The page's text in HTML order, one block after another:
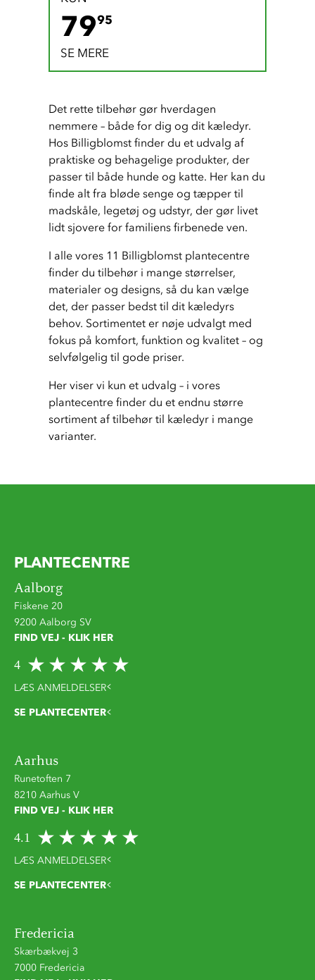
7995
SE MERE
Det rette tilbehør gør hverdagen
nemmere – både for dig og dit kæledyr.
Hos Billigblomst finder du et udvalg af
praktiske og behagelige produkter, der
passer til både hunde og katte. Her kan du
finde alt fra bløde senge og tæpper til
madskåle, legetøj og udstyr, der gør livet
lidt sjovere for familiens firbenede ven.
I alle vores 11 Billigblomst plantecentre
finder du tilbehør i mange størrelser,
materialer og designs, så du kan vælge
det, der passer bedst til dit kæledyrs
behov. Sortimentet er nøje udvalgt med
fokus på komfort, funktion og kvalitet – og
selvfølgelig til gode priser.
Her viser vi kun et udvalg – i vores
plantecentre finder du et endnu større
sortiment af tilbehør til kæledyr i mange
varianter.
PLANTECENTRE
Aalborg
Fiskene 20
9200 Aalborg SV
FIND VEJ - KLIK HER
4
LÆS ANMELDELSER
SE PLANTECENTER
Aarhus
Runetoften 7
8210 Aarhus V
FIND VEJ - KLIK HER
4.1
LÆS ANMELDELSER
SE PLANTECENTER
Fredericia
Skærbækvej 3
7000 Fredericia